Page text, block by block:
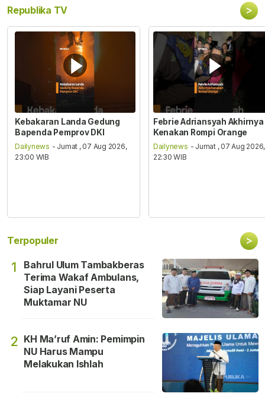
Republika TV >
Kebakaran Landa Gedung
Bapenda Pemprov DKI
Dailynews - Jumat , 07 Aug 2026,
23:00 WIB
Febrie Adriansyah Akhirnya
Kenakan Rompi Orange
Dailynews - Jumat , 07 Aug 2026,
22:30 WIB
Terpopuler >
1
Bahrul Ulum Tambakberas
Terima Wakaf Ambulans,
Siap Layani Peserta
Muktamar NU
2 KH Ma’ruf Amin: Pemimpin
NU Harus Mampu
Melakukan Ishlah